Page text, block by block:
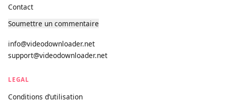
Le téléchargeur de médias universel le plus puissant au
PRODUITS
Téléchargeur de Vidéos
Version Pro